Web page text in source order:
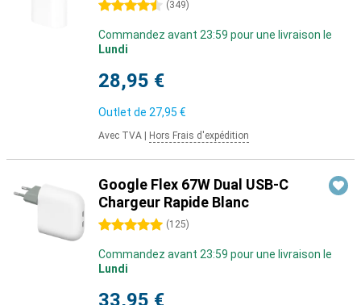
4.5 étoiles (349)
Commandez avant 23:59 pour une livraison le
Lundi
28,95 €
Outlet de 27,95 €
Avec TVA Hors Frais d'expédition
Google Flex 67W Dual USB-C
Chargeur Rapide Blanc
5 étoiles (125)
Commandez avant 23:59 pour une livraison le
Lundi
33,95 €